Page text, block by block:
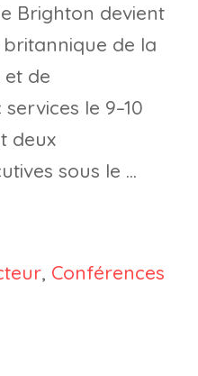
Brighton devient
de la
et de
le 9–10
deux
sous le …
, Conférences